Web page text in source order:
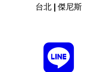
台北 | 傑尼斯